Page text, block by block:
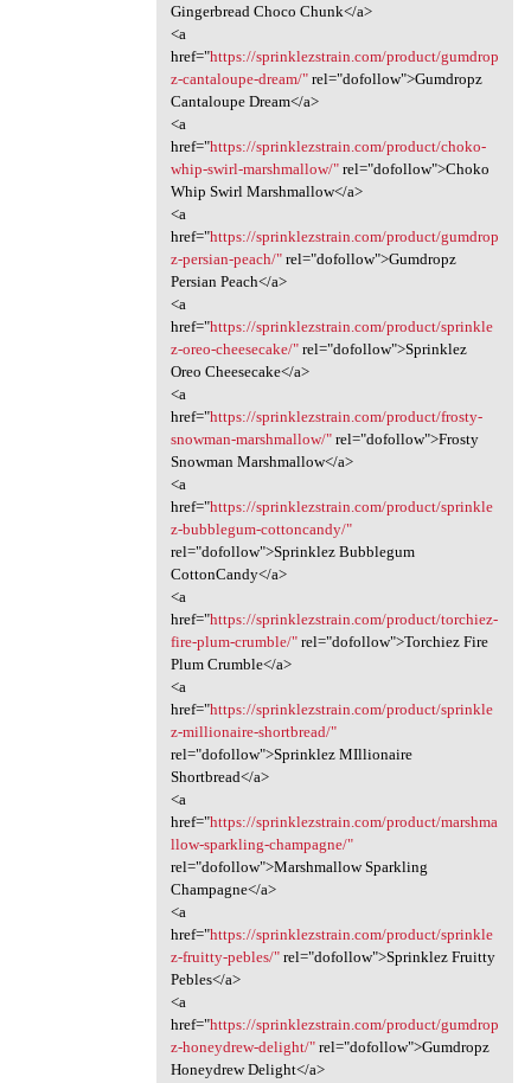
Gingerbread Choco Chunk</a>
<a
href="https://sprinklezstrain.com/product/gumdrop
z-cantaloupe-dream/"rel="dofollow">Gumdropz
Cantaloupe Dream</a>
<a
href="https://sprinklezstrain.com/product/choko-
whip-swirl-marshmallow/"rel="dofollow">Choko
Whip Swirl Marshmallow</a>
<a
href="https://sprinklezstrain.com/product/gumdrop
z-persian-peach/"rel="dofollow">Gumdropz
Persian Peach</a>
<a
href="https://sprinklezstrain.com/product/sprinkle
z-oreo-cheesecake/"rel="dofollow">Sprinklez
Oreo Cheesecake</a>
<a
href="https://sprinklezstrain.com/product/frosty-
snowman-marshmallow/"rel="dofollow">Frosty
Snowman Marshmallow</a>
<a
href="https://sprinklezstrain.com/product/sprinkle
z-bubblegum-cottoncandy/"
rel="dofollow">Sprinklez Bubblegum
CottonCandy</a>
<a
href="https://sprinklezstrain.com/product/torchiez-
fire-plum-crumble/"rel="dofollow">Torchiez Fire
Plum Crumble</a>
<a
href="https://sprinklezstrain.com/product/sprinkle
z-millionaire-shortbread/"
rel="dofollow">Sprinklez MIllionaire
Shortbread</a>
<a
href="https://sprinklezstrain.com/product/marshma
llow-sparkling-champagne/"
rel="dofollow">Marshmallow Sparkling
Champagne</a>
<a
href="https://sprinklezstrain.com/product/sprinkle
z-fruitty-pebles/"rel="dofollow">Sprinklez Fruitty
Pebles</a>
<a
href="https://sprinklezstrain.com/product/gumdrop
z-honeydrew-delight/"rel="dofollow">Gumdropz
Honeydrew Delight</a>